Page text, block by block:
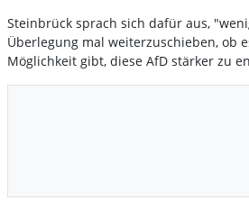
Steinbrück sprach sich dafür aus,
Überlegung mal weiterzuschieben, ob
Möglichkeit gibt, diese AfD stärker zu